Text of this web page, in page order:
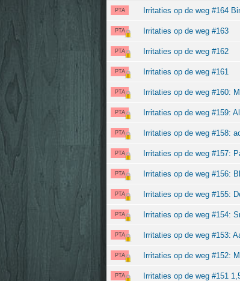
PTA Irritaties op de weg #164
PTA Irritaties op de weg #163
PTA Irritaties op de weg #162
PTA Irritaties op de weg #161
PTA Irritaties op de weg #160:
PTA Irritaties op de weg #159:
PTA Irritaties op de weg #158:
PTA Irritaties op de weg #157:
PTA Irritaties op de weg #156:
PTA Irritaties op de weg #155:
PTA Irritaties op de weg #154:
PTA Irritaties op de weg #153:
PTA Irritaties op de weg #152:
PTA Irritaties op de weg #151